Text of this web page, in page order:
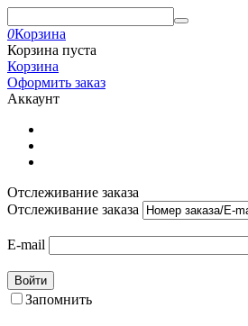
0Корзина
Корзина пуста
Корзина
Оформить заказ
Аккаунт
Отслеживание заказа
Отслеживание заказа
E-mail
Войти
Запомнить